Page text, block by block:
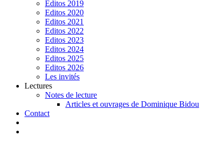
Editos 2019
Editos 2020
Editos 2021
Editos 2022
Editos 2023
Editos 2024
Editos 2025
Editos 2026
Les invités
Lectures
Notes de lecture
Articles et ouvrages de Dominique Bidou
Contact